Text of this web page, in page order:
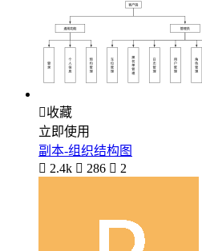
收藏
立即使用
副本-组织结构图
 2.4k  286  2